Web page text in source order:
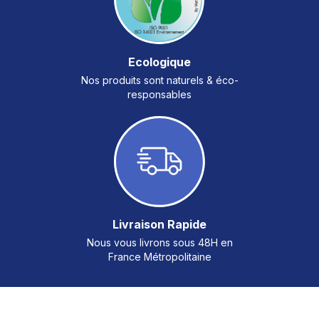
Ecologique
Nos produits sont naturels & éco-
responsables
Livraison Rapide
Nous vous livrons sous 48H en
France Métropolitaine